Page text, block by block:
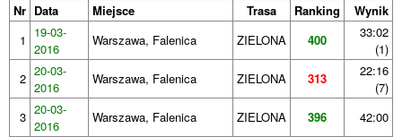
Nr Data Miejsce Trasa Ranking
Wynik
1
19-03-
2016
Warszawa, Falenica ZIELONA 400
33:02
(1)
2 20-03-
2016
Warszawa, Falenica ZIELONA 313
22:16
(7)
3 20-03-
2016
Warszawa, Falenica ZIELONA 396 42:00